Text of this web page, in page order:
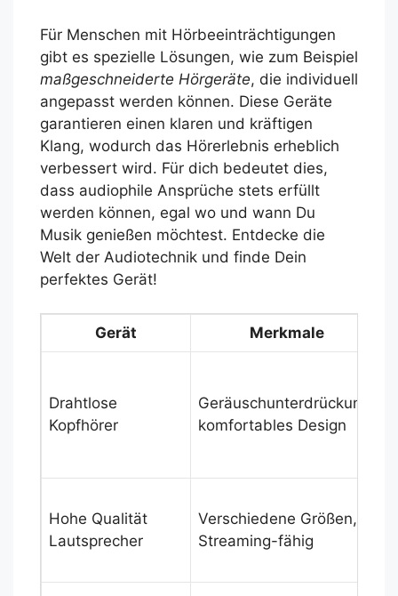
Für Menschen mit Hörbeeinträchtigungen
gibt es spezielle Lösungen, wie zum Beispiel
maßgeschneiderte Hörgeräte, die individuell
angepasst werden können. Diese Geräte
garantieren einen klaren und kräftigen
Klang, wodurch das Hörerlebnis erheblich
verbessert wird. Für dich bedeutet dies,
dass audiophile Ansprüche stets erfüllt
werden können, egal wo und wann Du
Musik genießen möchtest. Entdecke die
Welt der Audiotechnik und finde Dein
perfektes Gerät!
Gerät Merkmale
Drahtlose
Kopfhörer
Geräuschunterdrückung,
komfortables Design
Hohe Qualität
Lautsprecher
Verschiedene Größen,
Streaming-fähig